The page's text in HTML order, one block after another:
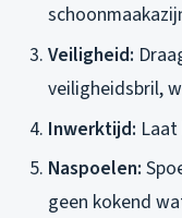
Veiligheid:
veiligheidsbril,
Inwerktijd:
Naspoelen:
geen kokend